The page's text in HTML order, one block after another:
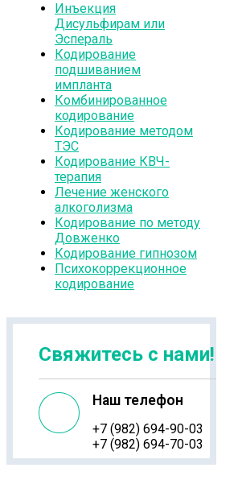
Инъекция
Дисульфирам или
Эспераль
Кодирование
подшиванием
импланта
Комбинированное
кодирование
Кодирование методом
ТЭС
Кодирование КВЧ-
терапия
Лечение женского
алкоголизма
Кодирование по методу
Довженко
Кодирование гипнозом
Психокоррекционное
кодирование
Свяжитесь с нами!
Наш телефон
+7 (982) 694-90-03
+7 (982) 694-70-03